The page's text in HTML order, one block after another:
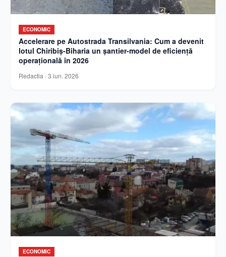
ECONOMIC
Accelerare pe Autostrada Transilvania: Cum a devenit
lotul Chiribiș-Biharia un șantier-model de eficiență
operațională în 2026
Redactia · 3 iun. 2026
ECONOMIC